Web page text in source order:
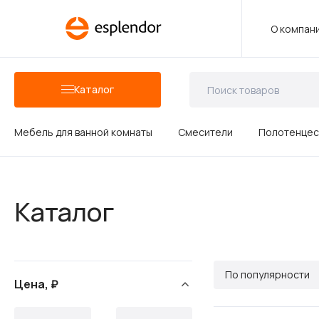
О
Каталог
Аксессуары для ванных комнат
Душевые аксессуары
Мебель для ванной комнаты Смесители
Каталог
Цена, ₽
По популярности